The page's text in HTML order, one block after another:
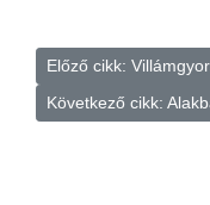
Előző cikk:
Következő cikk: